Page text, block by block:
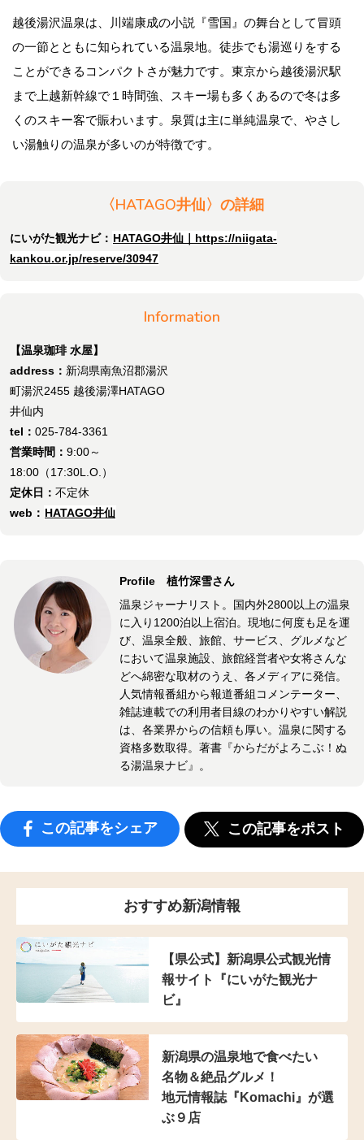
越後湯沢温泉は、川端康成の小説『雪国』の舞台として冒頭
の一節とともに知られている温泉地。徒歩でも湯巡りをする
ことができるコンパクトさが魅力です。東京から越後湯沢駅
まで上越新幹線で１時間強、スキー場も多くあるので冬は多
くのスキー客で賑わいます。泉質は主に単純温泉で、やさし
い湯触りの温泉が多いのが特徴です。
〈HATAGO井仙〉の詳細
にいがた観光ナビ： HATAGO井仙｜https://niigata-
kankou.or.jp/reserve/30947
Information
【温泉珈琲 水屋】
address： 新潟県南魚沼郡湯沢
町湯沢2455 越後湯澤HATAGO
井仙内
tel： 025-784-3361
営業時間： 9:00～
18:00（17:30L.O.）
定休日： 不定休
web： HATAGO井仙
Profile 植竹深雪さん
温泉ジャーナリスト。国内外2800以上の温泉
に入り1200泊以上宿泊。現地に何度も足を運
び、温泉全般、旅館、サービス、グルメなど
において温泉施設、旅館経営者や女将さんな
どへ綿密な取材のうえ、各メディアに発信。
人気情報番組から報道番組コメンテーター、
雑誌連載での利用者目線のわかりやすい解説
は、各業界からの信頼も厚い。温泉に関する
資格多数取得。著書『からだがよろこぶ！ぬ
る湯温泉ナビ』。
この記事をシェア この記事をポスト
おすすめ新潟情報
【県公式】新潟県公式観光情
報サイト『にいがた観光ナ
ビ』
新潟県の温泉地で食べたい
名物＆絶品グルメ！
地元情報誌『Komachi』 が選
ぶ９店